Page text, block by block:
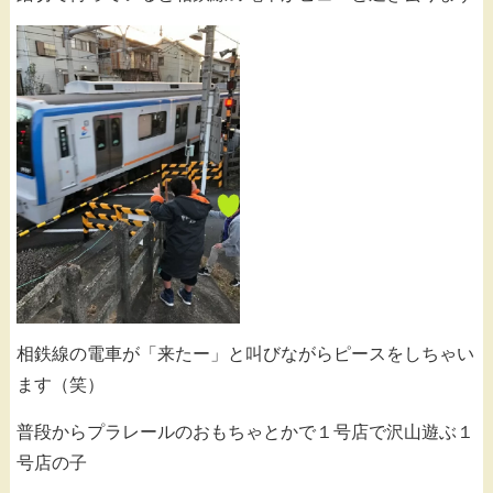
相鉄線の電車が「来たー」と叫びながらピースをしちゃい
ます（笑）
普段からプラレールのおもちゃとかで１号店で沢山遊ぶ１
号店の子